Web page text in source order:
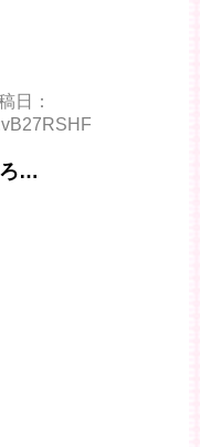
日：
ろ…